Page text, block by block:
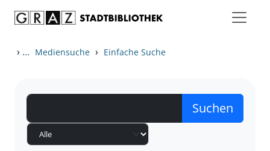
› ... Mediensuche › Einfache Suche